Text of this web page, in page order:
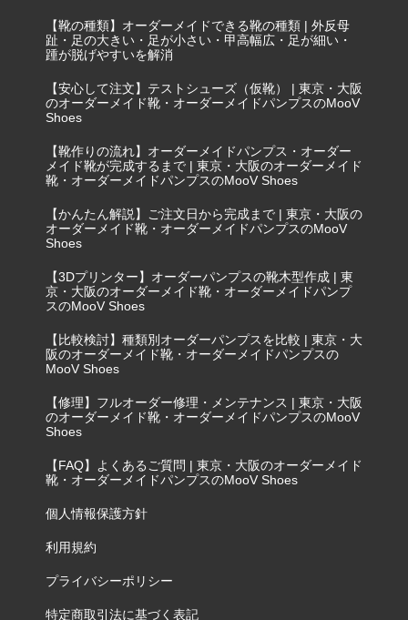
【靴の種類】オーダーメイドできる靴の種類 | 外反母
趾・足の大きい・足が小さい・甲高幅広・足が細い・
踵が脱げやすいを解消
【安心して注文】テストシューズ（仮靴） | 東京・大阪
のオーダーメイド靴・オーダーメイドパンプスのMooV
Shoes
【靴作りの流れ】オーダーメイドパンプス・オーダー
メイド靴が完成するまで | 東京・大阪のオーダーメイド
靴・オーダーメイドパンプスのMooV Shoes
【かんたん解説】ご注文日から完成まで | 東京・大阪の
オーダーメイド靴・オーダーメイドパンプスのMooV
Shoes
【3Dプリンター】オーダーパンプスの靴木型作成 | 東
京・大阪のオーダーメイド靴・オーダーメイドパンプ
スのMooV Shoes
【比較検討】種類別オーダーパンプスを比較 | 東京・大
阪のオーダーメイド靴・オーダーメイドパンプスの
MooV Shoes
【修理】フルオーダー修理・メンテナンス | 東京・大阪
のオーダーメイド靴・オーダーメイドパンプスのMooV
Shoes
【FAQ】よくあるご質問 | 東京・大阪のオーダーメイド
靴・オーダーメイドパンプスのMooV Shoes
個人情報保護方針
利用規約
プライバシーポリシー
特定商取引法に基づく表記